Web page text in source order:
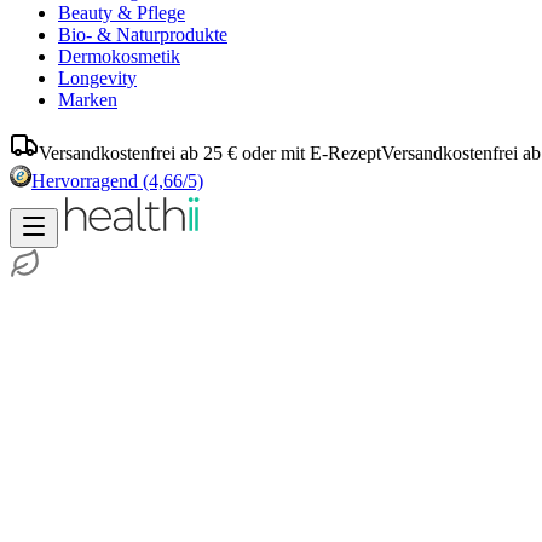
Beauty & Pflege
Bio- & Naturprodukte
Dermokosmetik
Longevity
Marken
Versandkostenfrei ab 25 € oder mit E-RezeptVersandkostenfrei
Hervorragend (4,66/5)